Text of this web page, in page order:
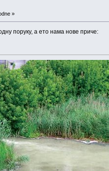
»
поруку, а ето нама нове приче: